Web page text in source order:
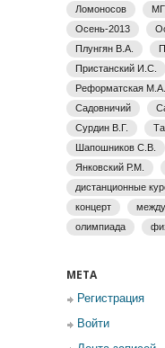
Ломоносов
Осень-2013
Плунгян В.А.
Пристанский И.С.
Реформатская М.А.
Садовничий
Сурдин В.Г.
Шапошников С.В.
Янковский Р.М.
дистанционные
концерт
олимпиада
МЕТА
Регистрация
Войти